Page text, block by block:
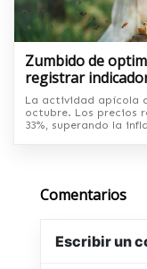
Zumbido de
registrar
La actividad apícola
octubre. Los precios
33%, superando la
Comentarios
Escribir un